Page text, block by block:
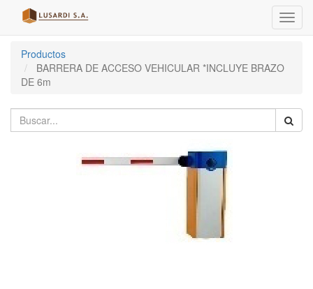
Menú
de
Productos
BARRERA DE ACCESO VEHICULAR *INCLUYE BRAZO
DE 6m